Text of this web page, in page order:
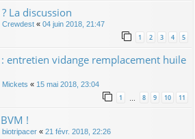
La discussion
Crewdest « 04 juin 2018, 21:47
1 2 3 4 5
: entretien vidange remplacement huile
Mickets « 15 mai 2018, 23:04
1 8 9 10 11
!
biotripacer « 21 févr. 2018, 22:26